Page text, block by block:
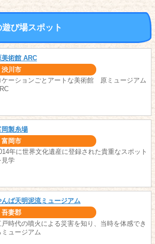
び場スポット
美術館 ARC
渋川市
ケーションごとアートな美術館 原ミュージアム
岡製糸場
富岡市
年に世界文化遺産に登録された貴重なスポット
見学
んば天明泥流ミュージアム
吾妻郡
戸時代の噴火による災害を知り、当時を体感でき
ミュージアム